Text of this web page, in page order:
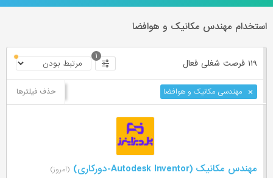
استخدام مهندس مکانیک و هوافضا
۱۱۹ فرصت ‌شغلی فعال
۱
مهندسی مکانیک و هوافضا حذف فیلترها
مهندس مکانیک (Autodesk Inventor-دورکاری) (امروز)